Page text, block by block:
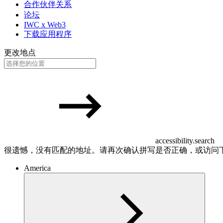
合作伙伴关系
论坛
IWC x Web3
下载应用程序
更改地点
accessibility.search
很遗憾，没有匹配的地址。请再次确认拼写是否正确，或访问
America